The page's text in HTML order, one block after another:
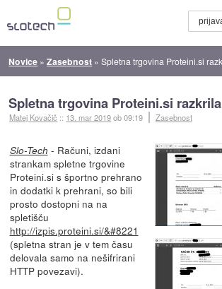
Novice »Zasebnost »Spletna trgovina Proteini.si
Spletna trgovina Proteini.si
Matej Kovačič :: 13. mar 2019ob 09:19 Zasebnost
Slo-Tech - Računi, izdani
strankam spletne trgovine
Proteini.si s športno prehrano
in dodatki k prehrani, so bili
prosto dostopni na na
spletišču
http://izpis.proteini.si/&#8221
(spletna stran je v tem času
delovala samo na nešifrirani
HTTP povezavi).